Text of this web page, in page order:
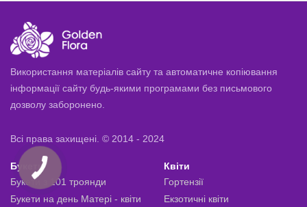
Використання матеріалів сайту та автоматичне копіювання
інформації сайту будь-якими програмами без письмового
дозволу заборонено.
Всі права захищені. © 2014 - 2024
Букети
Букети з 101 троянди
Букети на день Матері - квіти
Квіти
Гортензії
Екзотичні квіти